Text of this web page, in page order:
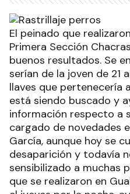
El peinado que
Primera Sección
buenos resultados. Se
serían de la joven de 21
llaves que pertenecería
está siendo buscado y
información respecto a
cargado de novedades
García, aunque hoy se
desaparición y todavía
sensibilizado a muchas
que se realizaron en